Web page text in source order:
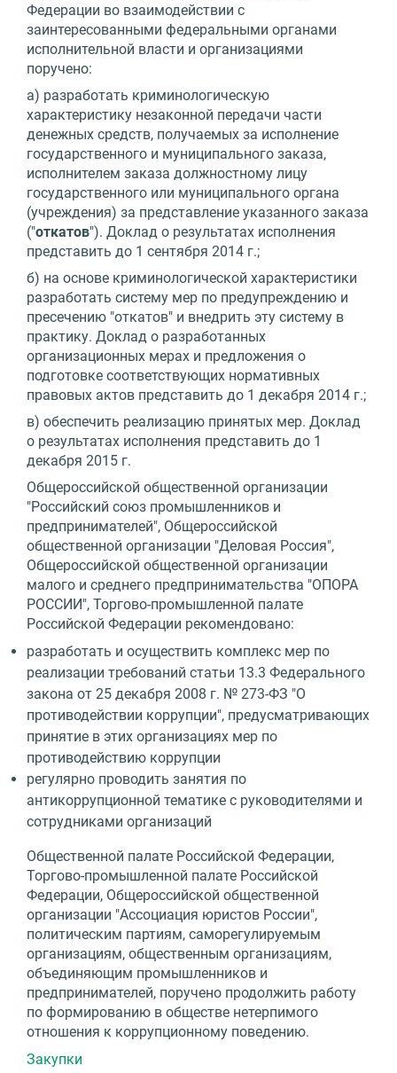
Федерации во взаимодействии с
заинтересованными федеральными органами
исполнительной власти и организациями
поручено:
а) разработать криминологическую
характеристику незаконной передачи части
денежных средств, получаемых за исполнение
государственного и муниципального заказа,
исполнителем заказа должностному лицу
государственного или муниципального органа
(учреждения) за представление указанного заказа
("откатов"). Доклад о результатах исполнения
представить до 1 сентября 2014 г.;
б) на основе криминологической характеристики
разработать систему мер по предупреждению и
пресечению "откатов" и внедрить эту систему в
практику. Доклад о разработанных
организационных мерах и предложения о
подготовке соответствующих нормативных
правовых актов представить до 1 декабря 2014 г.;
в) обеспечить реализацию принятых мер. Доклад
о результатах исполнения представить до 1
декабря 2015 г.
Общероссийской общественной организации
"Российский союз промышленников и
предпринимателей", Общероссийской
общественной организации "Деловая Россия",
Общероссийской общественной организации
малого и среднего предпринимательства "ОПОРА
РОССИИ", Торгово-промышленной палате
Российской Федерации рекомендовано:
разработать и осуществить комплекс мер по
реализации требований статьи 13.3 Федерального
закона от 25 декабря 2008 г. № 273-ФЗ "О
противодействии коррупции", предусматривающих
принятие в этих организациях мер по
противодействию коррупции
регулярно проводить занятия по
антикоррупционной тематике с руководителями и
сотрудниками организаций
Общественной палате Российской Федерации,
Торгово-промышленной палате Российской
Федерации, Общероссийской общественной
организации "Ассоциация юристов России",
политическим партиям, саморегулируемым
организациям, общественным организациям,
объединяющим промышленников и
предпринимателей, поручено продолжить работу
по формированию в обществе нетерпимого
отношения к коррупционному поведению.
Закупки